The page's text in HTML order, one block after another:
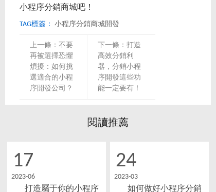
小程序分銷商城吧！
TAG標簽： 小程序分銷商城開發
上一條：不要
再被選擇恐懼
煩擾：如何挑
選適合的小程
序開發公司？
下一條：打造
高效分銷利
器，分銷小程
序開發這些功
能一定要有！
閱讀推薦
17
2023-06
打造屬于你的小程序
24
2023-03
如何做好小程序分銷